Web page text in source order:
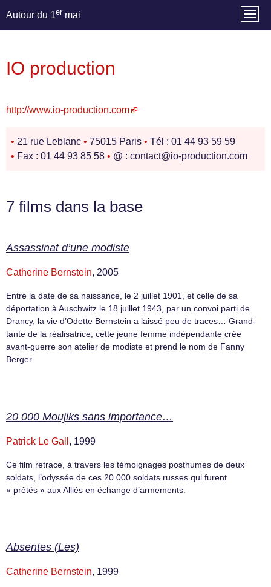
Autour du 1er mai
IO production
http://www.io-production.com
• 21 rue Leblanc • 75015 Paris • Tél : 01 44 93 59 59
• Fax : 01 44 93 85 58 • @ : contact@io-production.com
7 films dans la base
Assassinat d’une modiste
Catherine Bernstein, 2005
Entre la date de sa naissance, le 2 juillet 1901, et celle de sa
déportation à Auschwitz le 18 juillet 1943, par un convoi parti de
Drancy, la vie d’Odette Bernstein a laissé peu de traces… Grand-
tante de la réalisatrice, cette jeune femme indépendante crée
avant-guerre son atelier de modiste et prend le nom de Fanny
Berger.
20 000 Moujiks sans importance…
Patrick Le Gall , 1999
Ce film retrace, à travers les témoignages posthumes de deux
soldats, l’odyssée de ces 20 000 soldats russes qui furent
« prêtés » aux Alliés en échange d’armements.
Absentes (Les)
Catherine Bernstein, 1999